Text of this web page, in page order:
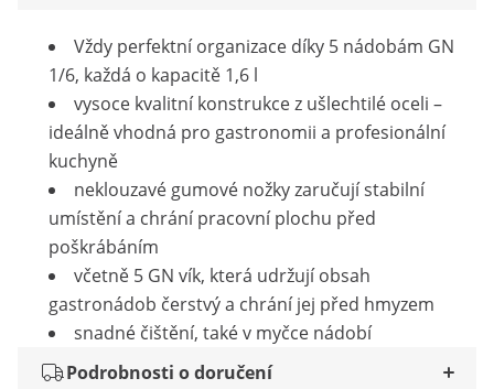
Vždy perfektní organizace díky 5 nádobám GN
1/6, každá o kapacitě 1,6 l
vysoce kvalitní konstrukce z ušlechtilé oceli –
ideálně vhodná pro gastronomii a profesionální
kuchyně
neklouzavé gumové nožky zaručují stabilní
umístění a chrání pracovní plochu před
poškrábáním
včetně 5 GN vík, která udržují obsah
gastronádob čerstvý a chrání jej před hmyzem
snadné čištění, také v myčce nádobí
Podrobnosti o doručení